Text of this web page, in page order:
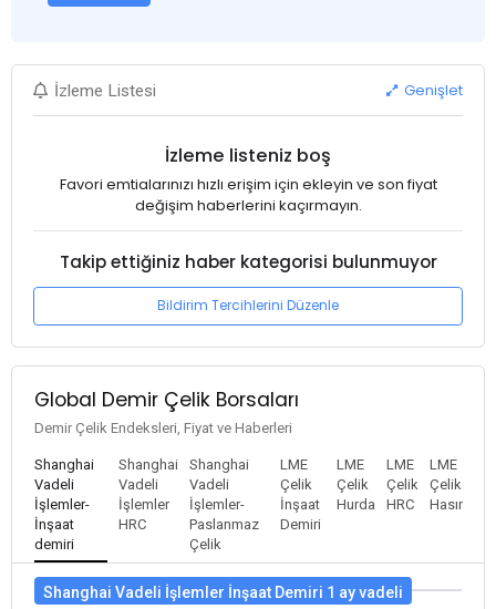
İzleme Listesi Genişlet
İzleme listeniz boş
Favori emtialarınızı hızlı erişim için ekleyin ve son fiyat
değişim haberlerini kaçırmayın.
Takip ettiğiniz haber kategorisi bulunmuyor
Bildirim Tercihlerini Düzenle
Global Demir Çelik Borsaları
Demir Çelik Endeksleri, Fiyat ve Haberleri
Shanghai
Vadeli
İşlemler-
İnşaat
demiri
Shanghai
Vadeli
İşlemler
HRC
Shanghai
Vadeli
İşlemler-
Paslanmaz
Çelik
LME
Çelik
İnşaat
Demiri
LME
Çelik
Hurda
LME
Çelik
HRC
LME
Çelik
Hasır
Shanghai Vadeli İşlemler İnşaat Demiri 1 ay vadeli